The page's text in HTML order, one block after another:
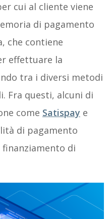
cui al cliente viene
di pagamento
che contiene
effettuare la
tra i diversi metodi
Fra questi, alcuni di
come Satispay e
di pagamento
di